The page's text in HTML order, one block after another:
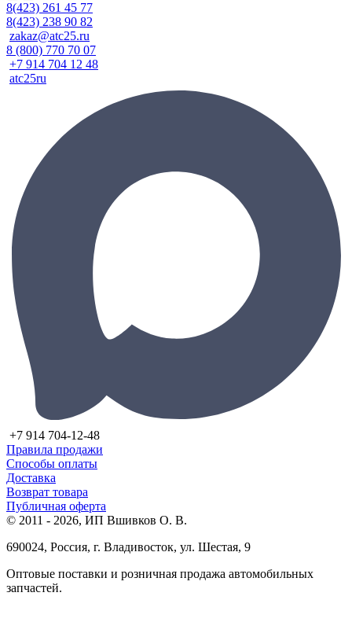
8(423) 261 45 77
8(423) 238 90 82
zakaz@atc25.ru
8 (800) 770 70 07
+7 914 704 12 48
atc25ru
+7 914 704-12-48
Правила продажи
Способы оплаты
Доставка
Возврат товара
Публичная оферта
© 2011 - 2026, ИП Вшивков О. В.
690024, Россия, г. Владивосток, ул. Шестая, 9
Оптовые поставки и розничная продажа автомобильных
запчастей.